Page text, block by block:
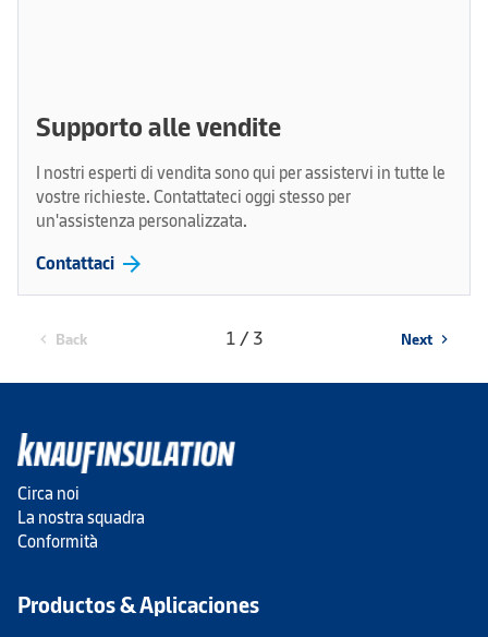
Supporto alle vendite
I nostri esperti di vendita sono qui per assistervi in tutte le
vostre richieste. Contattateci oggi stesso per
un'assistenza personalizzata.
Contattaci arrow_forward
chevron_left Back 1 / 3 Next chevron_right
Circa noi
La nostra squadra
Conformità
Productos & Aplicaciones